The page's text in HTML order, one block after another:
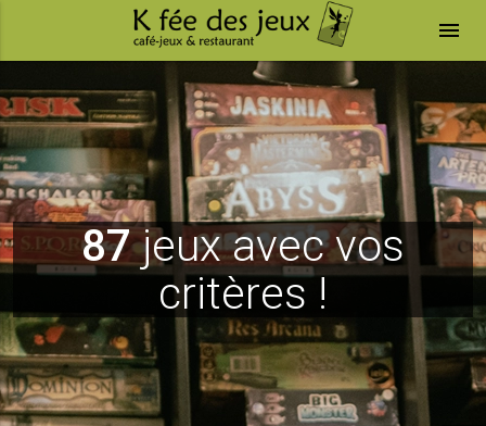
menu
87jeux avec vos
critères !